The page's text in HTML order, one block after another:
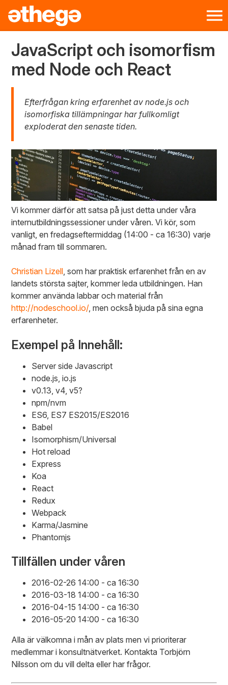
JavaScript och isomorfism
med Node och React
Efterfrågan kring erfarenhet av node.js och
isomorfiska tillämpningar har fullkomligt
exploderat den senaste tiden.
Vi kommer därför att satsa på just detta under våra
internutbildningssessioner under våren. Vi kör, som
vanligt, en fredagseftermiddag (14:00 - ca 16:30) varje
månad fram till sommaren.
Christian Lizell , som har praktisk erfarenhet från en av
landets största sajter, kommer leda utbildningen. Han
kommer använda labbar och material från
http://nodeschool.io/, men också bjuda på sina egna
erfarenheter.
Exempel på Innehåll:
Server side Javascript
node.js, io.js
v0.13, v4, v5?
npm/nvm
ES6, ES7 ES2015/ES2016
Babel
Isomorphism/Universal
Hot reload
Express
Koa
React
Redux
Webpack
Karma/Jasmine
Phantomjs
Tillfällen under våren
2016-02-26 14:00 - ca 16:30
2016-03-18 14:00 - ca 16:30
2016-04-15 14:00 - ca 16:30
2016-05-20 14:00 - ca 16:30
Alla är välkomna i mån av plats men vi prioriterar
medlemmar i konsultnätverket. Kontakta Torbjörn
Nilsson om du vill delta eller har frågor.